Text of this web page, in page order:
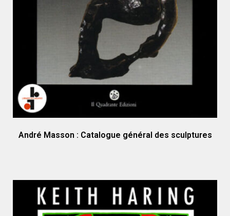
André Masson : Catalogue général des sculptures